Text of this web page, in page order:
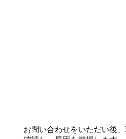
お問い合わせをいただい後